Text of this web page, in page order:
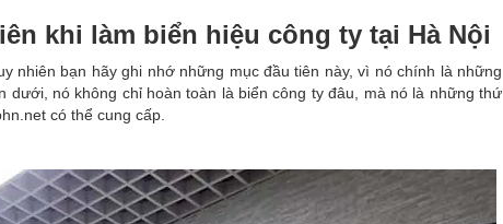
khi làm biển hiệu công ty tại Hà Nội
nhiên bạn hãy ghi nhớ những mục đầu tiên này, vì nó chính là những
nó không chỉ hoàn toàn là biển công ty đâu, mà nó là những thứ
có thể cung cấp.